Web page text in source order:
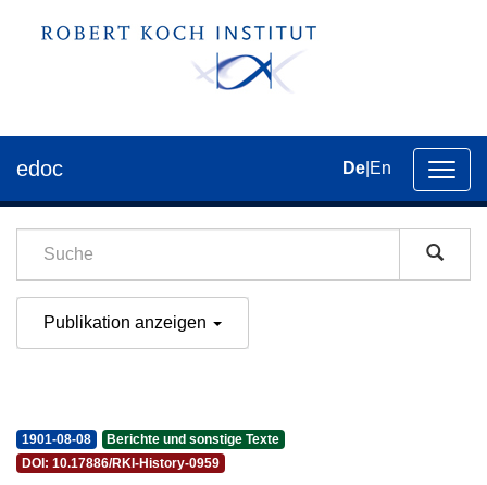
der
edoc De En
Publikation anzeigen
1901-08-08
Berichte und sonstige Texte
DOI: 10.17886/RKI-History-0959